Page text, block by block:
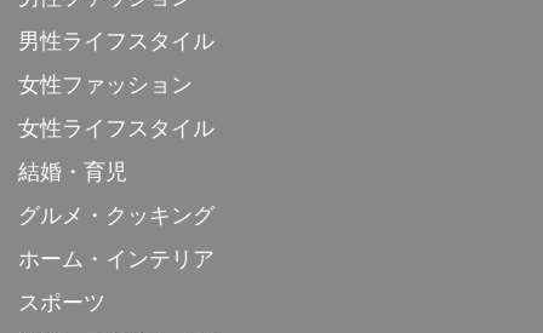
男性ライフスタイル
女性ファッション
女性ライフスタイル
結婚・育児
グルメ・クッキング
ホーム・インテリア
スポーツ